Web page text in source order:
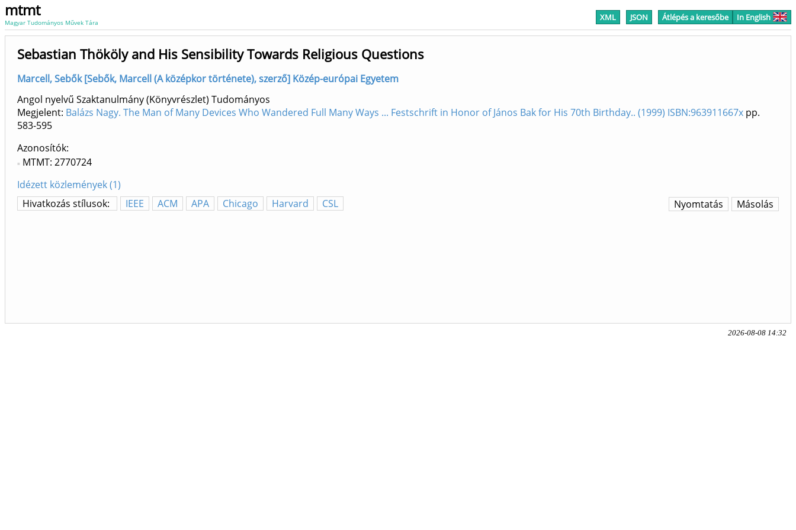
mtmt
Magyar Tudományos Művek Tára XML JSON Átlépés a keresőbe In English
Sebastian Thököly and His Sensibility Towards Religious Questions
Marcell, Sebők [Sebők, Marcell (A középkor története), szerző] Közép-európai Egyetem
Angol nyelvű Szaktanulmány (Könyvrészlet) Tudományos
Megjelent: Balázs Nagy. The Man of Many Devices Who Wandered Full Many Ways ... Festschrift in Honor of János Bak for His 70th Birthday.. (1999) ISBN:963911667x pp.
583-595
Azonosítók
MTMT: 2770724
Idézett közlemények (1)
Hivatkozás stílusok:
IEEE ACM APA Chicago Harvard CSL Másolás
Nyomtatás
2026-08-08 14:32